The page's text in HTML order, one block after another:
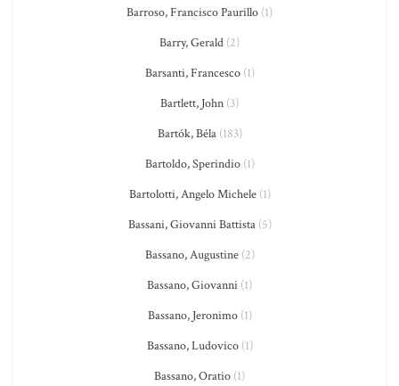
Barroso, Francisco Paurillo (1)
Barry, Gerald (2)
Barsanti, Francesco(1)
Bartlett, John (3)
Bartók, Béla(183)
Bartoldo, Sperindio(1)
Bartolotti, Angelo Michele(1)
Bassani, Giovanni Battista(5)
Bassano, Augustine(2)
Bassano, Giovanni (1)
Bassano, Jeronimo(1)
Bassano, Ludovico(1)
Bassano, Oratio (1)